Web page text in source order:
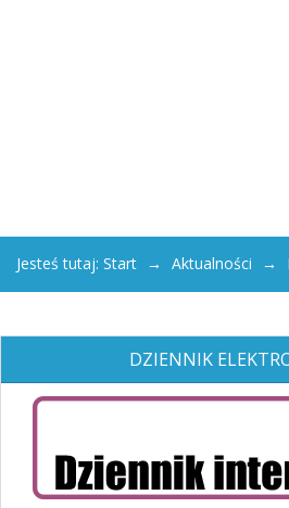
Jesteś tutaj: Start Aktualności
DZIENNIK